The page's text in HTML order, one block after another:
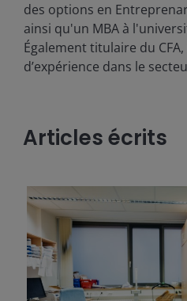
des options en
ainsi qu'un MBA à
Également titulaire du
d’expérience dans le
Articles écrits